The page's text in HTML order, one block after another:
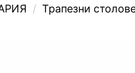
/ Трапезни